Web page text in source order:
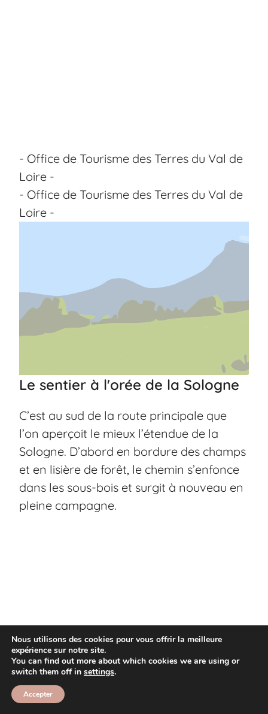
- Office de Tourisme des Terres du Val de
Loire -
- Office de Tourisme des Terres du Val de
Loire -
Le sentier à l'orée de la Sologne
C’est au sud de la route principale que
l’on aperçoit le mieux l’étendue de la
Sologne. D’abord en bordure des champs
et en lisière de forêt, le chemin s’enfonce
dans les sous-bois et surgit à nouveau en
pleine campagne.
Nous utilisons des cookies pour vous offrir la meilleure
expérience sur notre site.
You can find out more about which cookies we are using or
switch them off in settings.
Accepter